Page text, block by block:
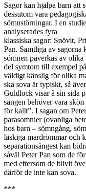
Sagor kan hjälpa barn att
dessutom vara
sömnstörningar. I en
analyserades fyra
klassiska sagor: Snövit,
Pan. Samtliga av sagorna
sömnen påverkas av olika
del symtom till exempel
väldigt känslig för olika
ska sova är typiskt, så
Guldlock visar å sin sida
sängen behöver vara
för kallt”. I sagan om
parasomnier (ovanliga
hos barn – sömngång,
läskiga mardrömmar och
separationsångest kan
såväl Peter Pan som de
med eftersom de blivit
därför de inte kan sova.
***